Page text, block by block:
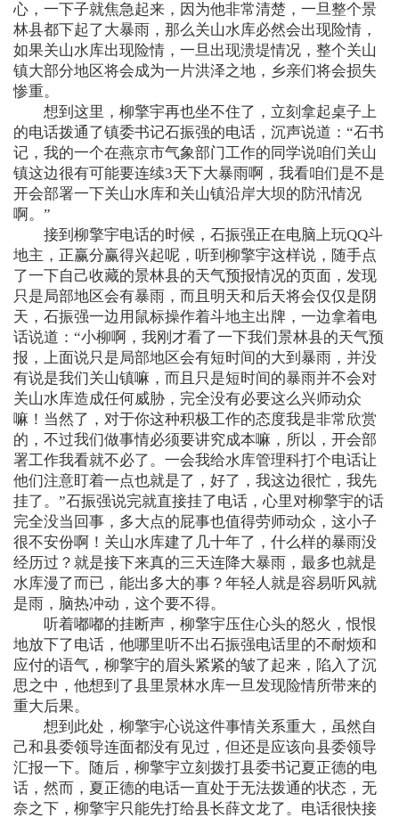
心，一下子就焦急起来，因为他非常清楚，一旦整个景
林县都下起了大暴雨，那么关山水库必然会出现险情，
如果关山水库出现险情，一旦出现溃堤情况，整个关山
镇大部分地区将会成为一片洪泽之地，乡亲们将会损失
惨重。
想到这里，柳擎宇再也坐不住了，立刻拿起桌子上
的电话拨通了镇委书记石振强的电话，沉声说道：“石书
记，我的一个在燕京市气象部门工作的同学说咱们关山
镇这边很有可能要连续3天下大暴雨啊，我看咱们是不是
开会部署一下关山水库和关山镇沿岸大坝的防汛情况
啊。”
接到柳擎宇电话的时候，石振强正在电脑上玩QQ斗
地主，正赢分赢得兴起呢，听到柳擎宇这样说，随手点
了一下自己收藏的景林县的天气预报情况的页面，发现
只是局部地区会有暴雨，而且明天和后天将会仅仅是阴
天，石振强一边用鼠标操作着斗地主出牌，一边拿着电
话说道：“小柳啊，我刚才看了一下我们景林县的天气预
报，上面说只是局部地区会有短时间的大到暴雨，并没
有说是我们关山镇嘛，而且只是短时间的暴雨并不会对
关山水库造成任何威胁，完全没有必要这么兴师动众
嘛！当然了，对于你这种积极工作的态度我是非常欣赏
的，不过我们做事情必须要讲究成本嘛，所以，开会部
署工作我看就不必了。一会我给水库管理科打个电话让
他们注意盯着一点也就是了，好了，我这边很忙，我先
挂了。”石振强说完就直接挂了电话，心里对柳擎宇的话
完全没当回事，多大点的屁事也值得劳师动众，这小子
很不安份啊！关山水库建了几十年了，什么样的暴雨没
经历过？就是接下来真的三天连降大暴雨，最多也就是
水库漫了而已，能出多大的事？年轻人就是容易听风就
是雨，脑热冲动，这个要不得。
听着嘟嘟的挂断声，柳擎宇压住心头的怒火，恨恨
地放下了电话，他哪里听不出石振强电话里的不耐烦和
应付的语气，柳擎宇的眉头紧紧的皱了起来，陷入了沉
思之中，他想到了县里景林水库一旦发现险情所带来的
重大后果。
想到此处，柳擎宇心说这件事情关系重大，虽然自
己和县委领导连面都没有见过，但还是应该向县委领导
汇报一下。随后，柳擎宇立刻拨打县委书记夏正德的电
话，然而，夏正德的电话一直处于无法拨通的状态，无
奈之下，柳擎宇只能先打给县长薛文龙了。电话很快接